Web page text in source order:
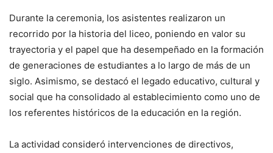
Durante la ceremonia, los asistentes realizaron un
recorrido por la historia del liceo, poniendo en valor su
trayectoria y el papel que ha desempeñado en la formación
de generaciones de estudiantes a lo largo de más de un
siglo. Asimismo, se destacó el legado educativo, cultural y
social que ha consolidado al establecimiento como uno de
los referentes históricos de la educación en la región.
La actividad consideró intervenciones de directivos,